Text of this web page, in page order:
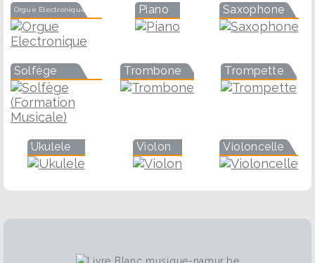
Orgue Electronique Piano Saxophone
Solfège Trombone Trompette
Ukulele Violon Violoncelle